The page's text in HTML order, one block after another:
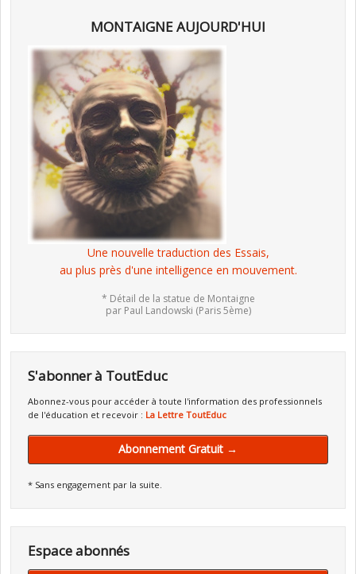
MONTAIGNE AUJOURD'HUI
Une nouvelle traduction des Essais,
au plus près d'une intelligence en mouvement.
* Détail de la statue de Montaigne
par Paul Landowski (Paris 5ème)
S'abonner à ToutEduc
Abonnez-vous pour accéder à toute l'information des professionnels
de l'éducation et recevoir : La Lettre ToutEduc
Abonnement Gratuit →
* Sans engagement par la suite.
Espace abonnés